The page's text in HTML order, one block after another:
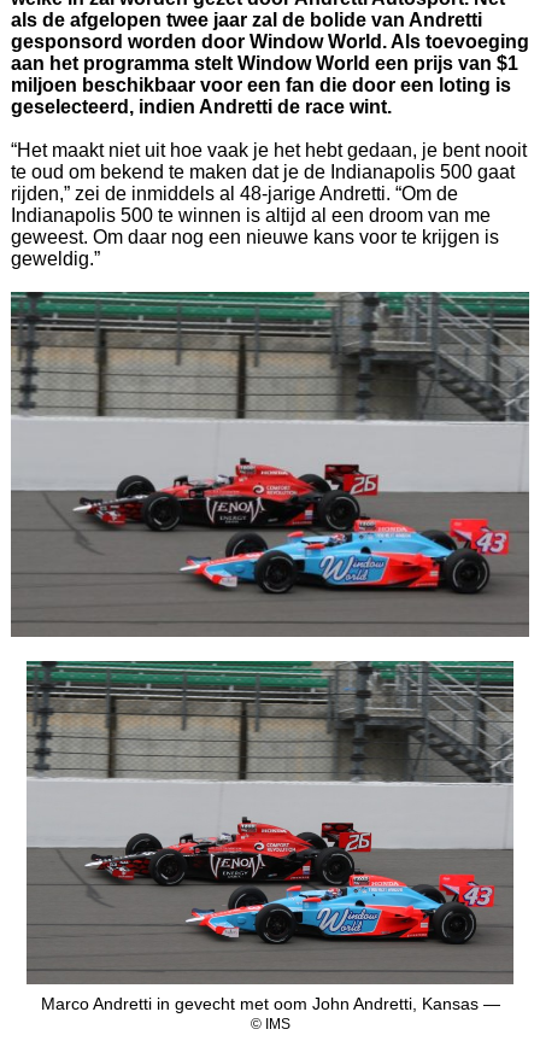
als de afgelopen twee jaar zal de bolide van Andretti
gesponsord worden door Window World. Als toevoeging
aan het programma stelt Window World een prijs van $1
miljoen beschikbaar voor een fan die door een loting is
geselecteerd, indien Andretti de race wint.
“Het maakt niet uit hoe vaak je het hebt gedaan, je bent nooit
te oud om bekend te maken dat je de Indianapolis 500 gaat
rijden,” zei de inmiddels al 48-jarige Andretti. “Om de
Indianapolis 500 te winnen is altijd al een droom van me
geweest. Om daar nog een nieuwe kans voor te krijgen is
geweldig.”
Marco Andretti in gevecht met oom John Andretti, Kansas —
© IMS